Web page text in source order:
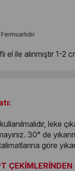
el ile alınmıştır 1-2
leke
30° de
göre